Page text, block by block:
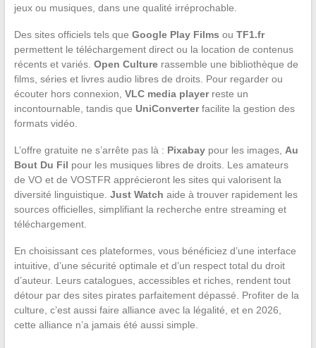
jeux ou musiques, dans une qualité irréprochable.
Des sites officiels tels que Google Play Films ou TF1.fr
permettent le téléchargement direct ou la location de contenus
récents et variés. Open Culturerassemble une bibliothèque de
films, séries et livres audio libres de droits. Pour regarder ou
écouter hors connexion, VLC media playerreste un
incontournable, tandis que UniConverterfacilite la gestion des
formats vidéo.
L’offre gratuite ne s’arrête pas là : Pixabaypour les images, Au
Bout Du Fil pour les musiques libres de droits. Les amateurs
de VO et de VOSTFR apprécieront les sites qui valorisent la
diversité linguistique. Just Watch aide à trouver rapidement les
sources officielles, simplifiant la recherche entre streaming et
téléchargement.
En choisissant ces plateformes, vous bénéficiez d’une interface
intuitive, d’une sécurité optimale et d’un respect total du droit
d’auteur. Leurs catalogues, accessibles et riches, rendent tout
détour par des sites pirates parfaitement dépassé. Profiter de la
culture, c’est aussi faire alliance avec la légalité, et en 2026,
cette alliance n’a jamais été aussi simple.